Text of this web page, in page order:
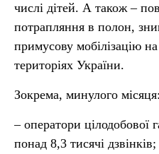
числі дітей. А також –
потрапляння в полон,
примусову мобілізацію
територіях України.
Зокрема, минулого місяця:
– оператори цілодобової
понад 8,3 тисячі дзвінків;